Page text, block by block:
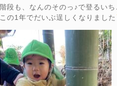
階段も、なんのそのっ♪で登るいち
この1年でだいぶ逞しくなりました